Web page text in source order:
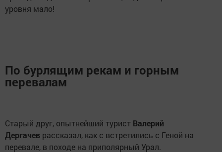
уровня мало!
По бурлящим рекам и горным
перевалам
Старый друг, опытнейший турист Валерий
Дергачев рассказал, как с встретились с Геной на
перевале, в походе на приполярный Урал.